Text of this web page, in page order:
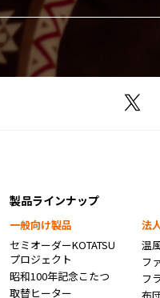
製品ラインナップ
一般向け製品
セミオーダーKOTATSU
プロジェクト
昭和100年記念こたつ
取替ヒーター
法
温
フ
フ